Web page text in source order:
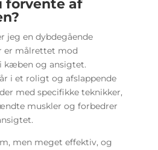
forvente af
jeg en dybdegående
er målrettet mod
kæben og ansigtet.
i et roligt og afslappende
med specifikke teknikker,
muskler og forbedrer
men meget effektiv, og